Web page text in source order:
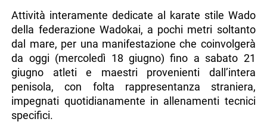
Attività interamente dedicate al karate stile Wado
della federazione Wadokai, a pochi metri soltanto
dal mare, per una manifestazione che coinvolgerà
da oggi (mercoledì 18 giugno) fino a sabato 21
giugno atleti e maestri provenienti dall’intera
penisola, con folta rappresentanza straniera,
impegnati quotidianamente in allenamenti tecnici
specifici.